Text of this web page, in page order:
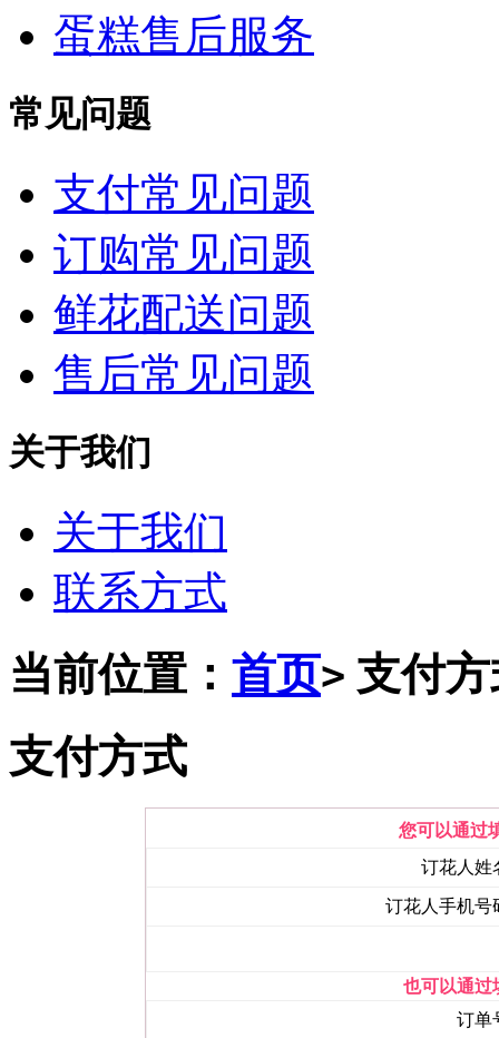
蛋糕售后服务
常见问题
支付常见问题
订购常见问题
鲜花配送问题
售后常见问题
关于我们
关于我们
联系方式
当前位置： 首页> 支付
支付方式
您可以通过
订花人姓
订花人手机号
也可以通过
订单